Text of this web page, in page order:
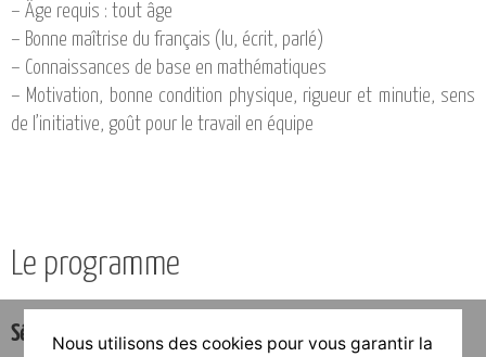
– Âge requis : tout âge
– Bonne maîtrise du français (lu, écrit, parlé)
– Connaissances de base en mathématiques
– Motivation, bonne condition physique, rigueur et minutie, sens
de l’initiative, goût pour le travail en équipe
Le programme
SécuritéNous utilisons des cookies pour vous garantir la